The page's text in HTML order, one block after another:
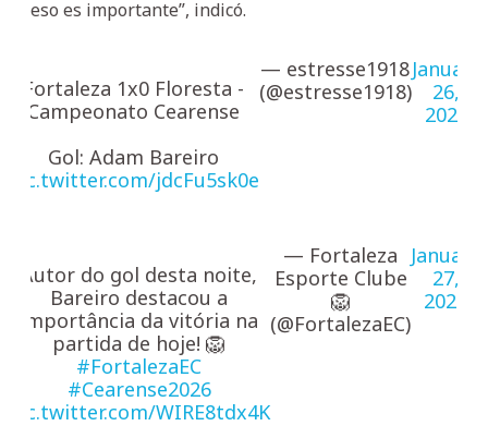
eso es importante”, indicó.
Fortaleza 1x0 Floresta -
Campeonato Cearense
Gol: Adam Bareiro
pic.twitter.com/jdcFu5sk0e
— estresse1918
(@estresse1918)
January
26,
2026
Autor do gol desta noite,
Bareiro destacou a
importância da vitória na
partida de hoje! 🦁
#FortalezaEC
#Cearense2026
pic.twitter.com/WIRE8tdx4K
— Fortaleza
Esporte Clube
🦁
(@FortalezaEC)
January
27,
2026